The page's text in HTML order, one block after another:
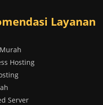
Layanan
Hosting
Server